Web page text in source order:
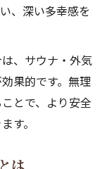
、深い多幸感を
、サウナ・外気
果的です。無理
とで、より安全
す。
は